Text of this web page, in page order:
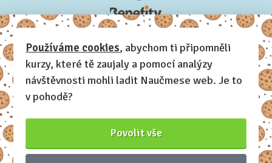
Používáme cookies, abychom ti připomněli
kurzy, které tě zaujaly a pomocí analýzy
návštěvnosti mohli ladit Naučmese web. Je to
v pohodě?
Povolit vše